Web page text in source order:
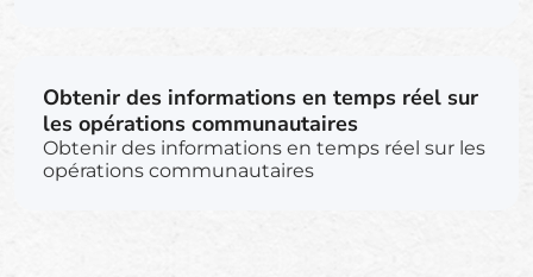
Obtenir des informations en temps réel sur
les opérations communautaires
Obtenir des informations en temps réel sur les
opérations communautaires